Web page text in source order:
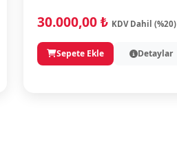
30.000,00 ₺ KDV Dahil (%20)
Sepete Ekle Detaylar